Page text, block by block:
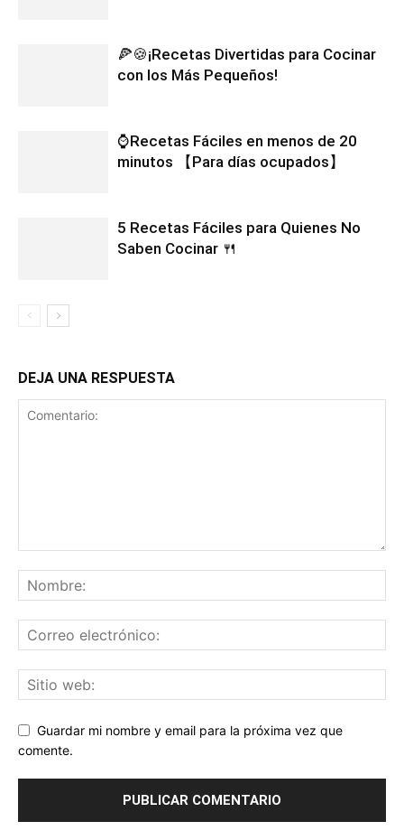
🍕🍪¡Recetas Divertidas para Cocinar
con los Más Pequeños!
⌚Recetas Fáciles en menos de 20
minutos 【Para días ocupados】
5 Recetas Fáciles para Quienes No
Saben Cocinar 🍴
DEJA UNA RESPUESTA
Guardar mi nombre y email para la próxima vez que
comente.